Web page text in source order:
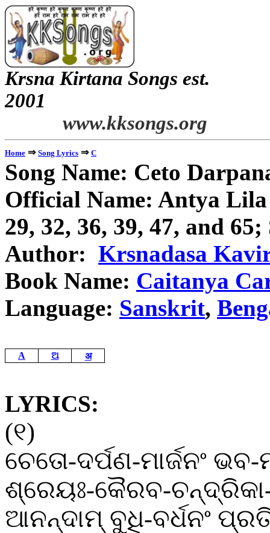
Krsna Kirtana Songs est.
www.kksongs.org
Home ⇒ Song Lyrics ⇒ C
Song Name: Ceto
Official Name: Antya Lila
29, 32, 36, 39, 47, and
Author: Krsnadasa
Book Name: Caitanya
Language: Sanskrit,
A ଅ अ
LYRICS:
(୧)
ଚେତୋ-ଦର୍ପଣ-ମାର୍ଜନଂ ଭବ-
ଶ୍ରେୟଃ-କୈରବ-ଚନ୍ଦ୍ରିକା
ଆନନ୍ଦାମ୍ ବୁଧି-ବର୍ଧନଂ